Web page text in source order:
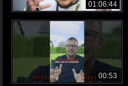
01:06:44
00:53